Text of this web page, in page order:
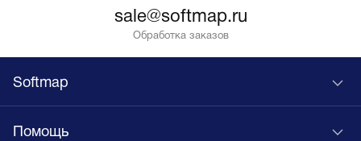
sale@softmap.ru
Обработка заказов
Softmap
Помощь